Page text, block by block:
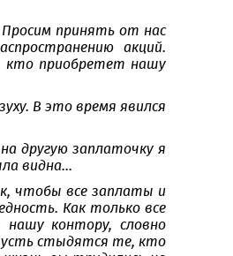
принять от нас
акций.
кто приобретет нашу
В это время явился
другую заплаточку я
видна...
чтобы все заплаты и
Как только все
контору, словно
Пусть стыдятся те, кто